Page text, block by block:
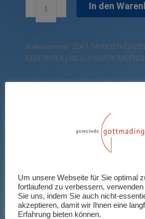
Elternteil)
incl.
Menge
In den
Artikelnummer: 324-1-FAMILIEN-
ELTERNTEIL)-INCL.-KINDER/
Share
on
LinkedIn
on
Schreiben Sie die erste
„Familien-Einzeleintritt (1
Um unsere Webseite für Sie optimal
fortlaufend zu verbessern,
Sie uns, indem Sie auch nicht-
akzeptieren, damit wir Ihnen eine
Erfahrung bieten können.